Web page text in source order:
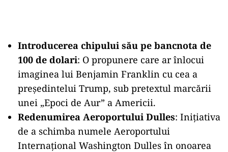
Introducerea chipului său pe bancnota de
100 de dolari: O propunere care ar înlocui
imaginea lui Benjamin Franklin cu cea a
președintelui Trump, sub pretextul marcării
unei „Epoci de Aur” a Americii.
Redenumirea Aeroportului Dulles: Inițiativa
de a schimba numele Aeroportului
Internațional Washington Dulles în onoarea